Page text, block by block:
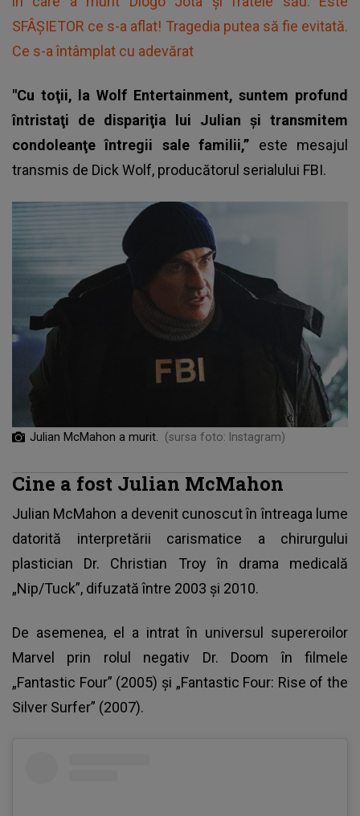
SFÂȘIETOR ce s-a aflat! Tragedia putea să fie evitată.
Ce s-a întâmplat cu adevărat
"Cu toţii, la Wolf Entertainment, suntem profund
întristaţi de dispariţia lui Julian şi transmitem
condoleanţe întregii sale familii,” este mesajul
transmis de Dick Wolf, producătorul serialului FBI.
Julian McMahon a murit. (sursa foto: Instagram)
Cine a fost Julian McMahon
Julian McMahon a devenit cunoscut în întreaga lume
datorită interpretării carismatice a chirurgului
plastician Dr. Christian Troy în drama medicală
„Nip/Tuck”, difuzată între 2003 și 2010.
De asemenea, el a intrat în universul supereroilor
Marvel prin rolul negativ Dr. Doom în filmele
„Fantastic Four” (2005) și „Fantastic Four: Rise of the
Silver Surfer” (2007).